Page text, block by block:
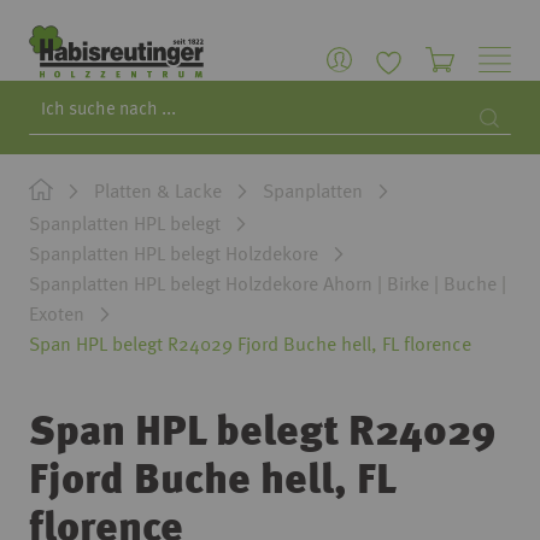
Platten & Lacke
Spanplatten
Spanplatten HPL belegt
Spanplatten HPL belegt Holzdekore
Spanplatten HPL belegt Holzdekore Ahorn | Birke | Buche |
Exoten
Span HPL belegt R24029 Fjord Buche hell, FL florence
Span HPL belegt R24029
Fjord Buche hell, FL
florence